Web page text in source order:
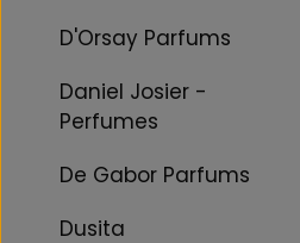
D'Orsay Parfums
Daniel Josier -
Perfumes
De Gabor Parfums
Dusita